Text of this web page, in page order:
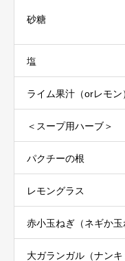
砂糖
塩
ライム果汁（orレモン
＜スープ用ハーブ＞
パクチーの根
レモングラス
赤小玉ねぎ（ネギか玉
大ガランガル（ナン